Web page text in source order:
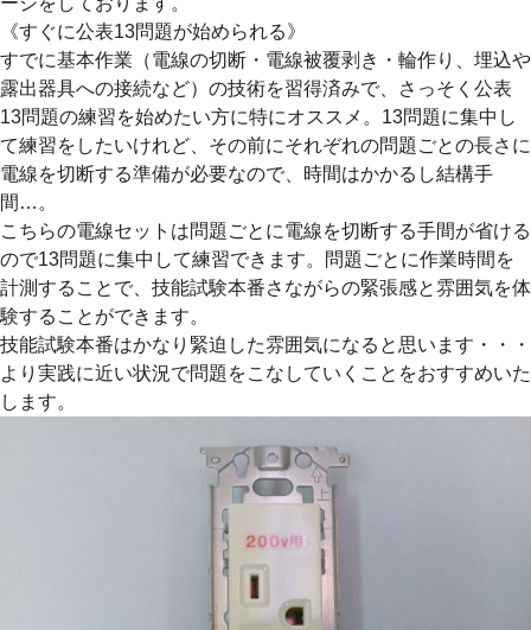
《すぐに公表13問題が始められる》
すでに基本作業（電線の切断・電線被覆剥き・輪作り、埋込や
露出器具への接続など）の技術を習得済みで、さっそく公表
13問題の練習を始めたい方に特にオススメ。13問題に集中し
て練習をしたいけれど、その前にそれぞれの問題ごとの長さに
電線を切断する準備が必要なので、時間はかかるし結構手
間…。
こちらの電線セットは問題ごとに電線を切断する手間が省ける
ので13問題に集中して練習できます。問題ごとに作業時間を
計測することで、技能試験本番さながらの緊張感と雰囲気を体
験することができます。
技能試験本番はかなり緊迫した雰囲気になると思います・・・
より実践に近い状況で問題をこなしていくことをおすすめいた
します。